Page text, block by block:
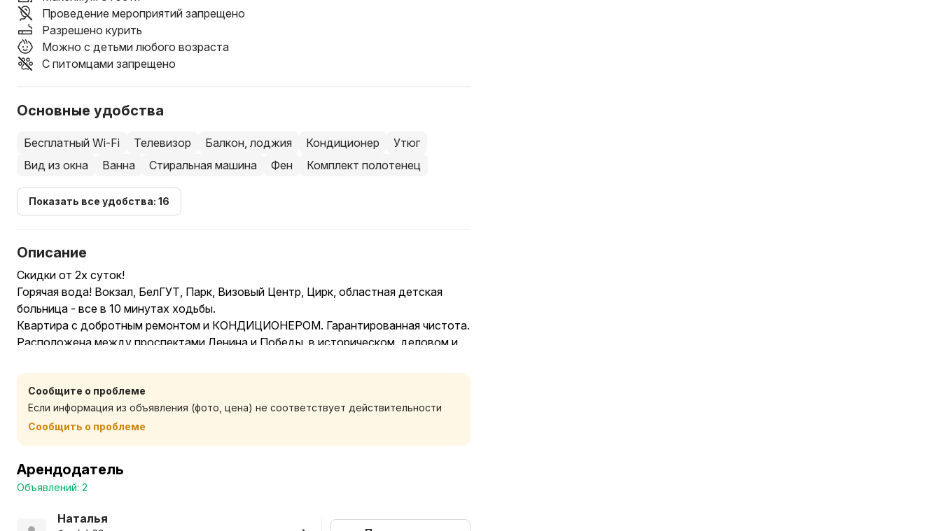
Проведение мероприятий запрещено
Разрешено курить
Можно с детьми любого возраста
С питомцами запрещено
Основные удобства
Бесплатный Wi-Fi Телевизор Балкон, лоджия Кондиционер
Утюг
Вид из окна
Ванна Стиральная машина Фен Комплект полотенец
Показать все удобства: 16
Описание
Скидки от 2х суток!
Горячая вода! Вокзал, БелГУТ, Парк, Визовый Центр, Цирк, областная детская
больница - все в 10 минутах ходьбы.
Квартира с добротным ремонтом и КОНДИЦИОНЕРОМ. Гарантированная чистота.
Расположена между проспектами Ленина и ​Победы, в историческом, деловом и
«Одуванчик», корпус и бассейн БелГУТ. В пешей доступности цирк, визовый
центр, детская обл. больница. Нахождение ЖД и авто вокзалов в 10-минутной
доступности и удобная транспортная развязка поможет без труда добраться в
любую точку города, что позволит Вам максимально комфортно гостить в нашем
городе.
Smart TV и кровать с ортопедическим матрасом. Всегда свежее постельное белье,
полотенца, средства гигиены, чай, кофе и другие необходимые мелочи.
местами оплачивается дополнительно. Пожалуйста, указывайте это при
Сообщите о проблеме
Если информация из объявления (фото, цена) не соответствует действительности
Сообщить о проблеме
Арендодатель
Объявлений: 2
Наталья